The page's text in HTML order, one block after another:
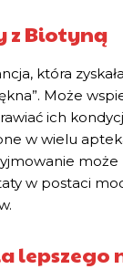
z Biotyną
która
Może
ich
w wielu
może
w postaci
lepszego